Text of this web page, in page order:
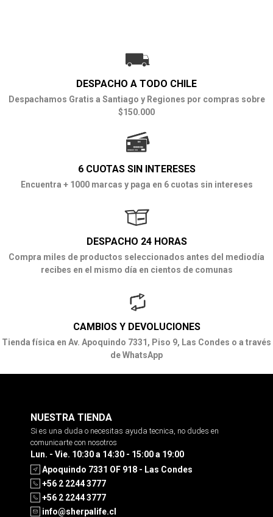
DESPACHO A TODO CHILE
Despachamos Gratis a Santiago y Regiones por compras sobre
$150.000
6 CUOTAS SIN INTERESES
Encuentra + 1000 marcas y paga en 6 cuotas sin intereses
DESPACHO 24 HORAS
Compra miles de productos seleccionados antes del mediodía
recibes en el mismo día en cientos de comunas
CAMBIOS Y DEVOLUCIONES
Tienda física en Av. Apoquindo 7331, Piso 9, Las Condes o a través
de WhatsApp
NUESTRA TIENDA
Si es una duda o necesitas ayuda tecnica, no dudes en
comunicarte con nosotros
Lun. - Vie. 10:30 a 14:30 - 15:00 a 19:00
Apoquindo 7331 OF 918 - Las Condes
+56 2 2244 3777
+56 2 2244 3777
info@sherpalife.cl